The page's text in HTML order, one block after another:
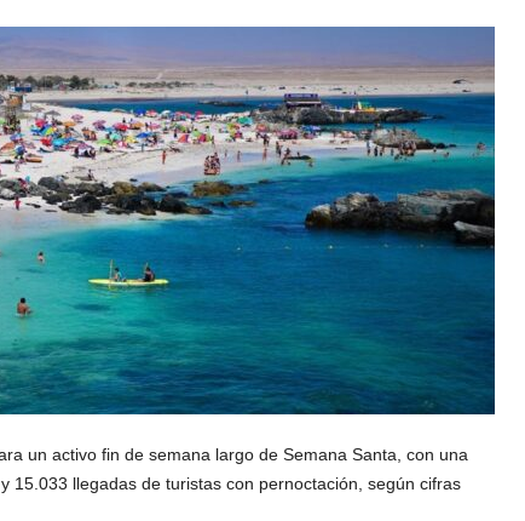
un activo fin de semana largo de Semana Santa, con una
15.033 llegadas de turistas con pernoctación, según cifras